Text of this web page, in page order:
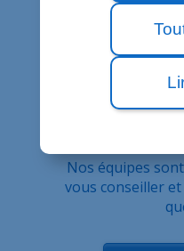
Nos équipes
vous conseiller